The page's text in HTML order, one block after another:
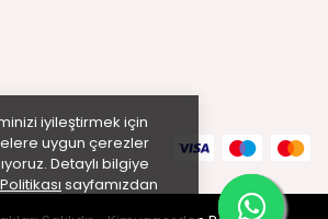
iyileştirmek için
uygun çerezler
Detaylı bilgiye
sayfamızdan